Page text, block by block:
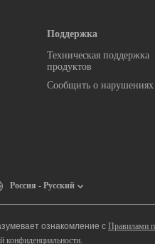
Поддержка
Техническая поддержка
продуктов
Сообщить о нарушениях
Россия - Русский
ознакомление с Правилами
конфиденциальности.